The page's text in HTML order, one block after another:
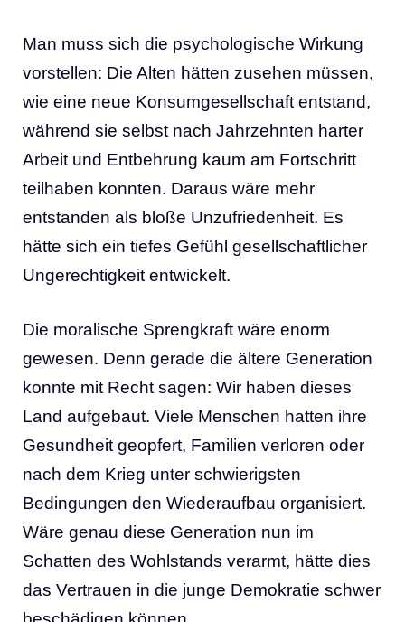
Man muss sich die psychologische Wirkung
vorstellen: Die Alten hätten zusehen müssen,
wie eine neue Konsumgesellschaft entstand,
während sie selbst nach Jahrzehnten harter
Arbeit und Entbehrung kaum am Fortschritt
teilhaben konnten. Daraus wäre mehr
entstanden als bloße Unzufriedenheit. Es
hätte sich ein tiefes Gefühl gesellschaftlicher
Ungerechtigkeit entwickelt.
Die moralische Sprengkraft wäre enorm
gewesen. Denn gerade die ältere Generation
konnte mit Recht sagen: Wir haben dieses
Land aufgebaut. Viele Menschen hatten ihre
Gesundheit geopfert, Familien verloren oder
nach dem Krieg unter schwierigsten
Bedingungen den Wiederaufbau organisiert.
Wäre genau diese Generation nun im
Schatten des Wohlstands verarmt, hätte dies
das Vertrauen in die junge Demokratie schwer